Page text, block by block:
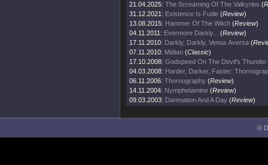
21.04.2025: The Screaming Of The Valkyries (
31.12.2021: Existence Is Futile (Review)
13.08.2015: Hammer Of The Witch (Review)
04.11.2011: Evermore Darkly... (Review)
17.11.2010: Darkly, Darkly, Venus Aversa (
07.11.2010: Midian (Classic)
17.10.2008: Godspeed On The Devil's Thunder
04.03.2008: Harder, Darker, Faster:
06.11.2006: Thornography (Review)
14.11.2004: Nymphetamine (Review)
09.03.2003: Damnation And A Day (Review)
©